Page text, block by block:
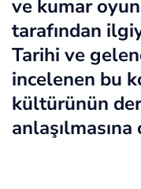
ve kumar
tarafından
Tarihi ve
incelenen bu
kültürünün